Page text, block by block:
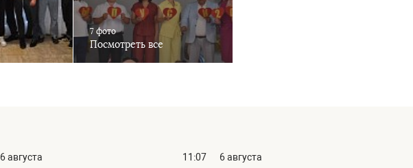
7 фото
Посмотреть все
6 августа
11:07
6 августа